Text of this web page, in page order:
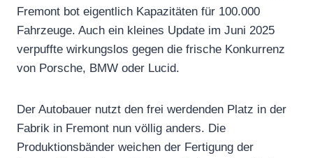
Fremont bot eigentlich Kapazitäten für 100.000
Fahrzeuge. Auch ein kleines Update im Juni 2025
verpuffte wirkungslos gegen die frische Konkurrenz
von Porsche, BMW oder Lucid.
Der Autobauer nutzt den frei werdenden Platz in der
Fabrik in Fremont nun völlig anders. Die
Produktionsbänder weichen der Fertigung der